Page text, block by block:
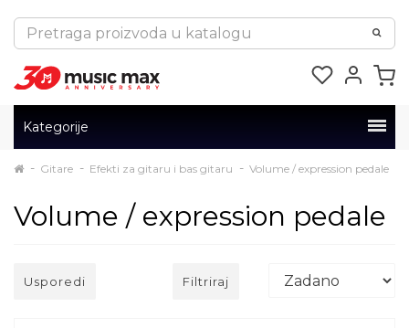
Kategorije
Gitare Efekti za gitaru i bas gitaru Volume / expression pedale
Volume / expression pedale
Usporedi Filtriraj